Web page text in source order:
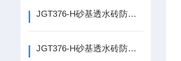
JGT376-H砂基透水砖防滑性试验仪 防滑性摆式仪的使用说明
JGT376-H砂基透水砖防滑性试验仪的使用说明